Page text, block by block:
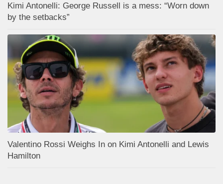
Kimi Antonelli: George Russell is a mess: “Worn down
by the setbacks”
Valentino Rossi Weighs In on Kimi Antonelli and Lewis
Hamilton